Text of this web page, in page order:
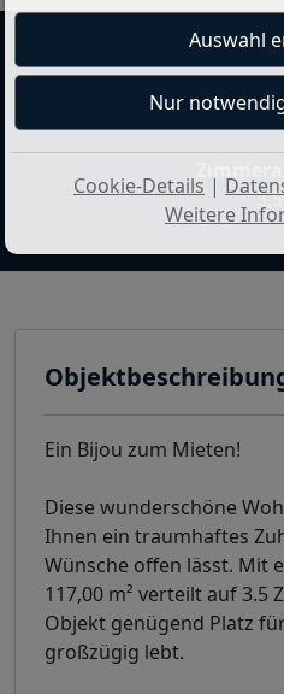
mtl. Kaltmiete:
3.200 CHF
3,5
Ein Bijou zum Mieten!
Diese wunderschöne
Ihnen ein traumhaftes
Wünsche offen lässt. Mit
117,00 m² verteilt auf 3.5
Objekt genügend Platz
großzügig lebt.
Cookie-Details |
Weitere